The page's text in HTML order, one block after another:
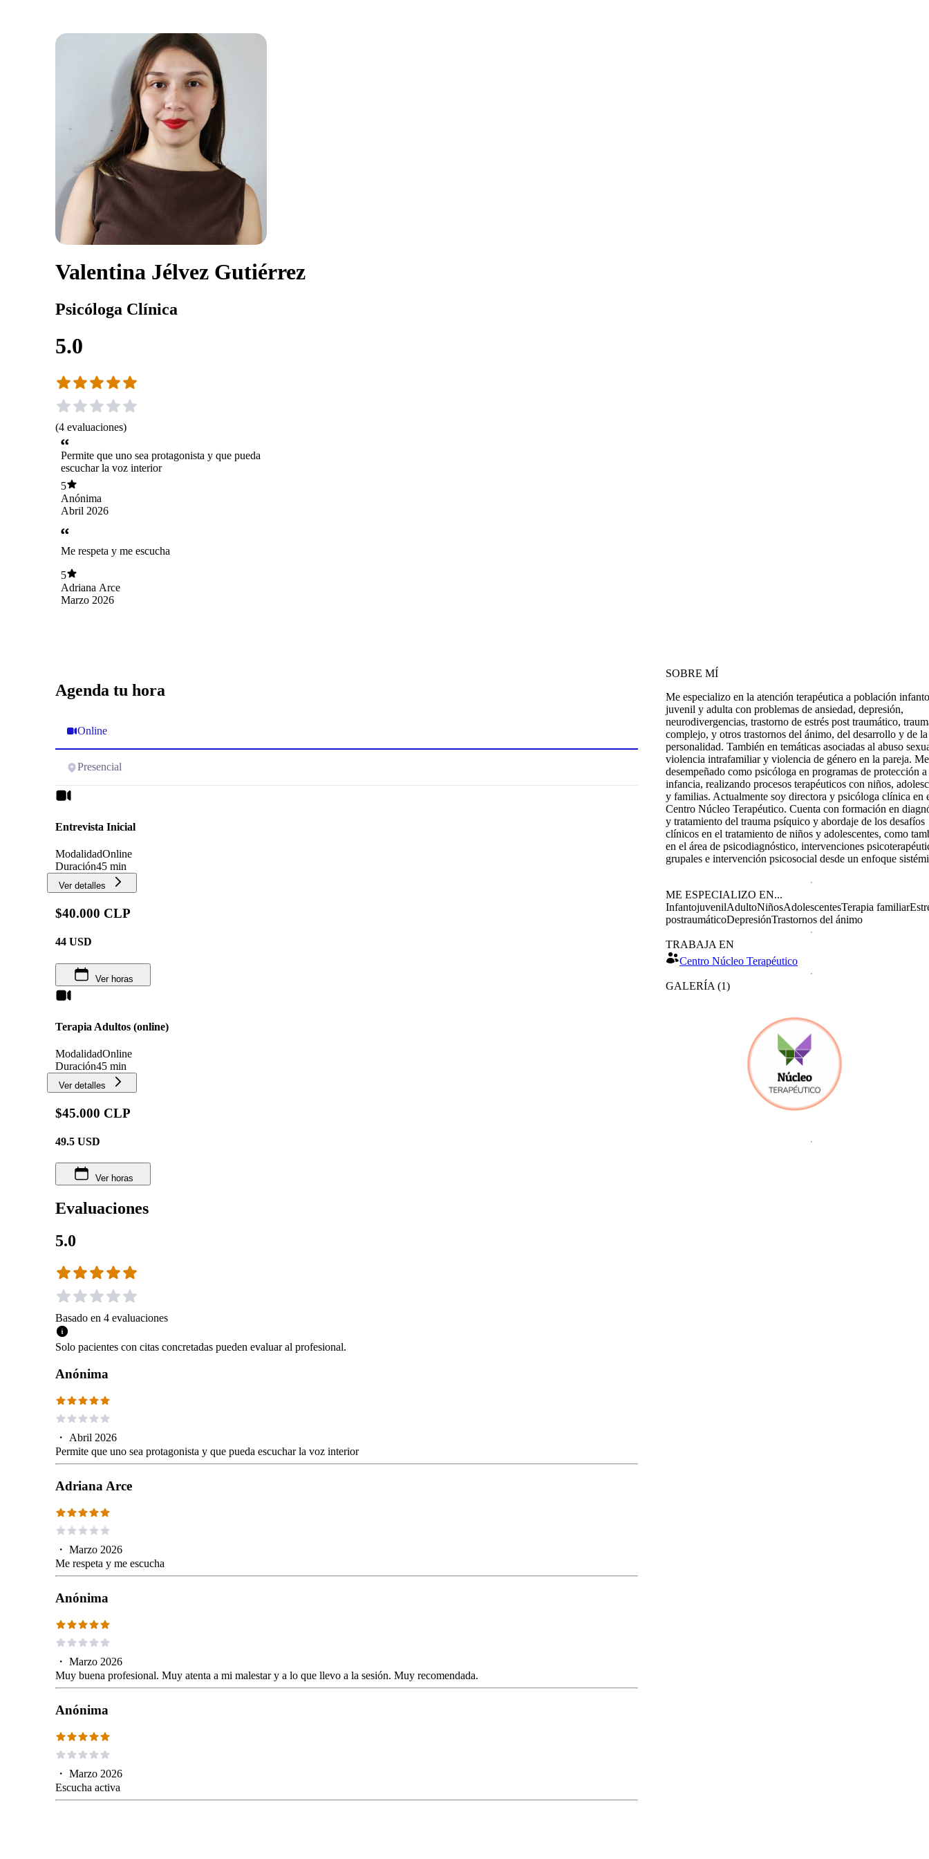
Valentina Jélvez Gutiérrez
Psicóloga Clínica
5.0
(4 evaluaciones)
Permite que uno sea protagonista y que pueda
escuchar la voz interior
5
Anónima
Abril 2026
Me respeta y me escucha
5
Adriana Arce
Marzo 2026
Agenda tu hora
Online
Presencial
Entrevista Inicial
ModalidadOnline
Duración45 min
Ver detalles
$40.000 CLP
44 USD
Ver horas
Terapia Adultos (online)
ModalidadOnline
Duración45 min
Ver detalles
$45.000 CLP
49.5 USD
Ver horas
Evaluaciones
5.0
Basado en 4 evaluaciones
Solo pacientes con citas concretadas pueden evaluar al profesional.
Anónima
・ Abril 2026
Permite que uno sea protagonista y que pueda escuchar la voz interior
Adriana Arce
・ Marzo 2026
Me respeta y me escucha
Anónima
・ Marzo 2026
Muy buena profesional. Muy atenta a mi malestar y a lo que llevo a la sesión. Muy recomendada.
Anónima
・ Marzo 2026
Escucha activa
SOBRE MÍ
Me especializo en la atención terapéutica a población
juvenil y adulta con problemas de ansiedad, depresión,
neurodivergencias, trastorno de estrés post traumático,
complejo, y otros trastornos del ánimo, del desarrollo y de la
personalidad. También en temáticas asociadas al abuso
violencia intrafamiliar y violencia de género en la pareja.
desempeñado como psicóloga en programas de protección
infancia, realizando procesos terapéuticos con niños,
y familias. Actualmente soy directora y psicóloga clínica en
Centro Núcleo Terapéutico. Cuenta con formación en
y tratamiento del trauma psíquico y abordaje de los desafíos
clínicos en el tratamiento de niños y adolescentes, como
en el área de psicodiagnóstico, intervenciones
grupales e intervención psicosocial desde un enfoque
ME ESPECIALIZO EN...
InfantojuvenilAdultoNiñosAdolescentesTerapia familiar
postraumáticoDepresiónTrastornos del ánimo
TRABAJA EN
Centro Núcleo Terapéutico
GALERÍA (1)